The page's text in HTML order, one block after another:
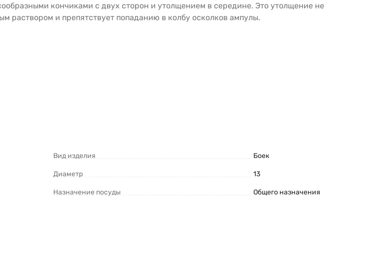
кончиками с двух сторон и утолщением в середине. Это утолщение не
раствором и препятствует попаданию в колбу осколков ампулы.
Вид изделия Боек
Диаметр 13
Назначение посуды Общего назначения